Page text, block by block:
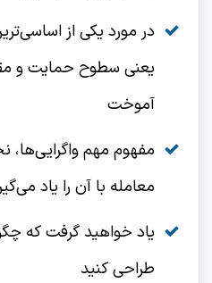
در مورد یکی از
یعنی سطوح حمایت و
آموخت
مفهوم مهم
معامله با آن را یاد
یاد خواهید گرفت که
طراحی کنید